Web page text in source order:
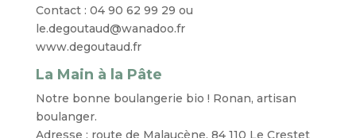
Contact : 04 90 62 99 29 ou
le.degoutaud@wanadoo.fr
www.degoutaud.fr
La Main à la Pâte
Notre bonne boulangerie bio ! Ronan, artisan
boulanger.
Adresse : route de Malaucène, 84 110 Le Crestet